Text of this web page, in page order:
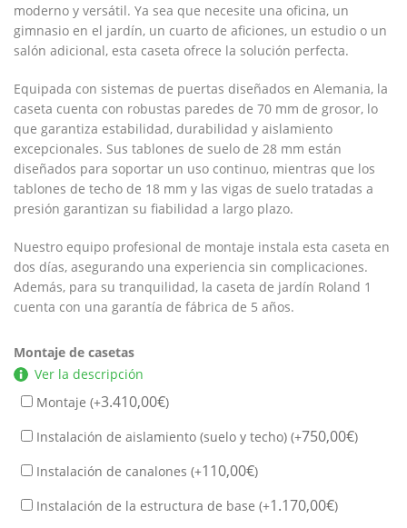
moderno y versátil. Ya sea que necesite una oficina, un
gimnasio en el jardín, un cuarto de aficiones, un estudio o un
salón adicional, esta caseta ofrece la solución perfecta.
Equipada con sistemas de puertas diseñados en Alemania, la
caseta cuenta con robustas paredes de 70 mm de grosor, lo
que garantiza estabilidad, durabilidad y aislamiento
excepcionales. Sus tablones de suelo de 28 mm están
diseñados para soportar un uso continuo, mientras que los
tablones de techo de 18 mm y las vigas de suelo tratadas a
presión garantizan su fiabilidad a largo plazo.
Nuestro equipo profesional de montaje instala esta caseta en
dos días, asegurando una experiencia sin complicaciones.
Además, para su tranquilidad, la caseta de jardín Roland 1
cuenta con una garantía de fábrica de 5 años.
Montaje de casetas
Ver la descripción
Montaje (+3.410,00€)
Instalación de aislamiento (suelo y techo) (+750,00€)
Instalación de canalones (+110,00€)
Instalación de la estructura de base (+1.170,00€)